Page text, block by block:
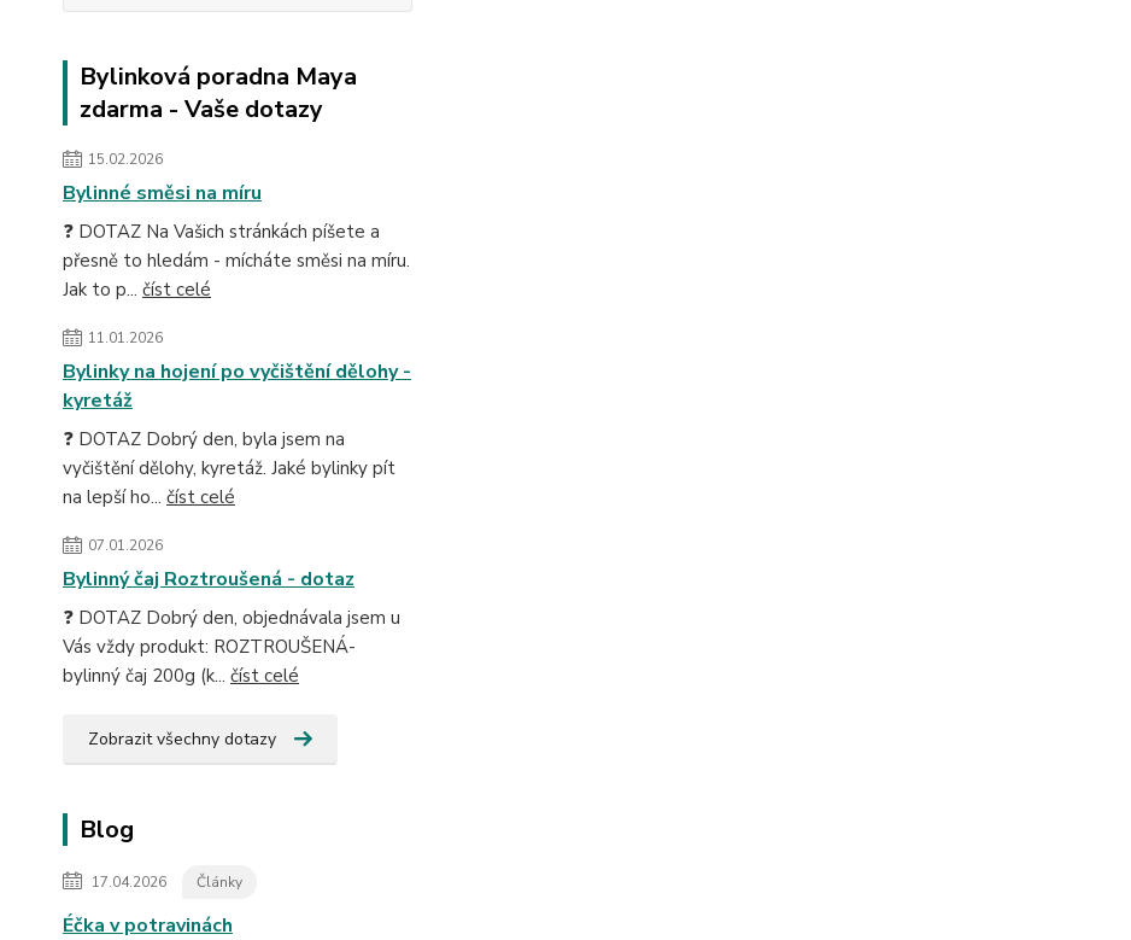
Bylinková poradna Maya
zdarma - Vaše dotazy
15.02.2026
Bylinné směsi na míru
❓ DOTAZ Na Vašich stránkách píšete a
přesně to hledám - mícháte směsi na míru.
Jak to p... číst celé
11.01.2026
Bylinky na hojení po vyčištění dělohy -
kyretáž
❓ DOTAZ Dobrý den, byla jsem na
vyčištění dělohy, kyretáž. Jaké bylinky pít
na lepší ho... číst celé
07.01.2026
Bylinný čaj Roztroušená - dotaz
❓ DOTAZ Dobrý den, objednávala jsem u
Vás vždy produkt: ROZTROUŠENÁ-
bylinný čaj 200g (k... číst celé
Zobrazit všechny dotazy
Blog
17.04.2026 Články
Éčka v potravinách